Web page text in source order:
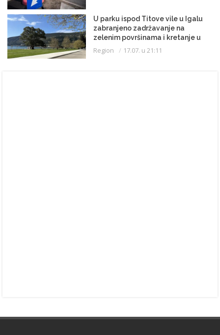
U parku ispod Titove vile u Igalu
zabranjeno zadržavanje na
zelenim površinama i kretanje u
kupaćem kostimu
Region 17.07. u 21:11